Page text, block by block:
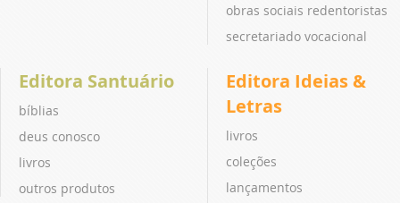
obras sociais redentoristas
secretariado vocacional
Editora Santuário
bíblias
deus conosco
livros
outros produtos
Editora Ideias &
Letras
livros
coleções
lançamentos